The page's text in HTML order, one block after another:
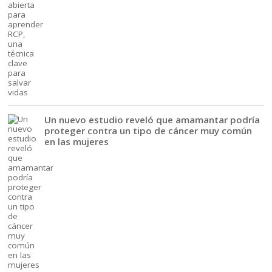
Un nuevo estudio reveló que amamantar podría
proteger contra un tipo de cáncer muy común
en las mujeres